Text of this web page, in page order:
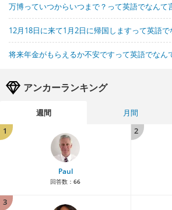
万博っていつからいつまで？って英語でなんて
12月18日に来て1月2日に帰国しますって英語で
将来年金がもらえるか不安ですって英語でなん
アンカーランキング
週間 月間
1
Paul
回答数： 66
2
3